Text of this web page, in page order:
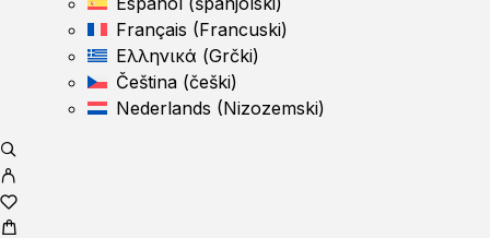
Français (Francuski)
Ελληνικά (Grčki)
Čeština (češki)
Nederlands (Nizozemski)